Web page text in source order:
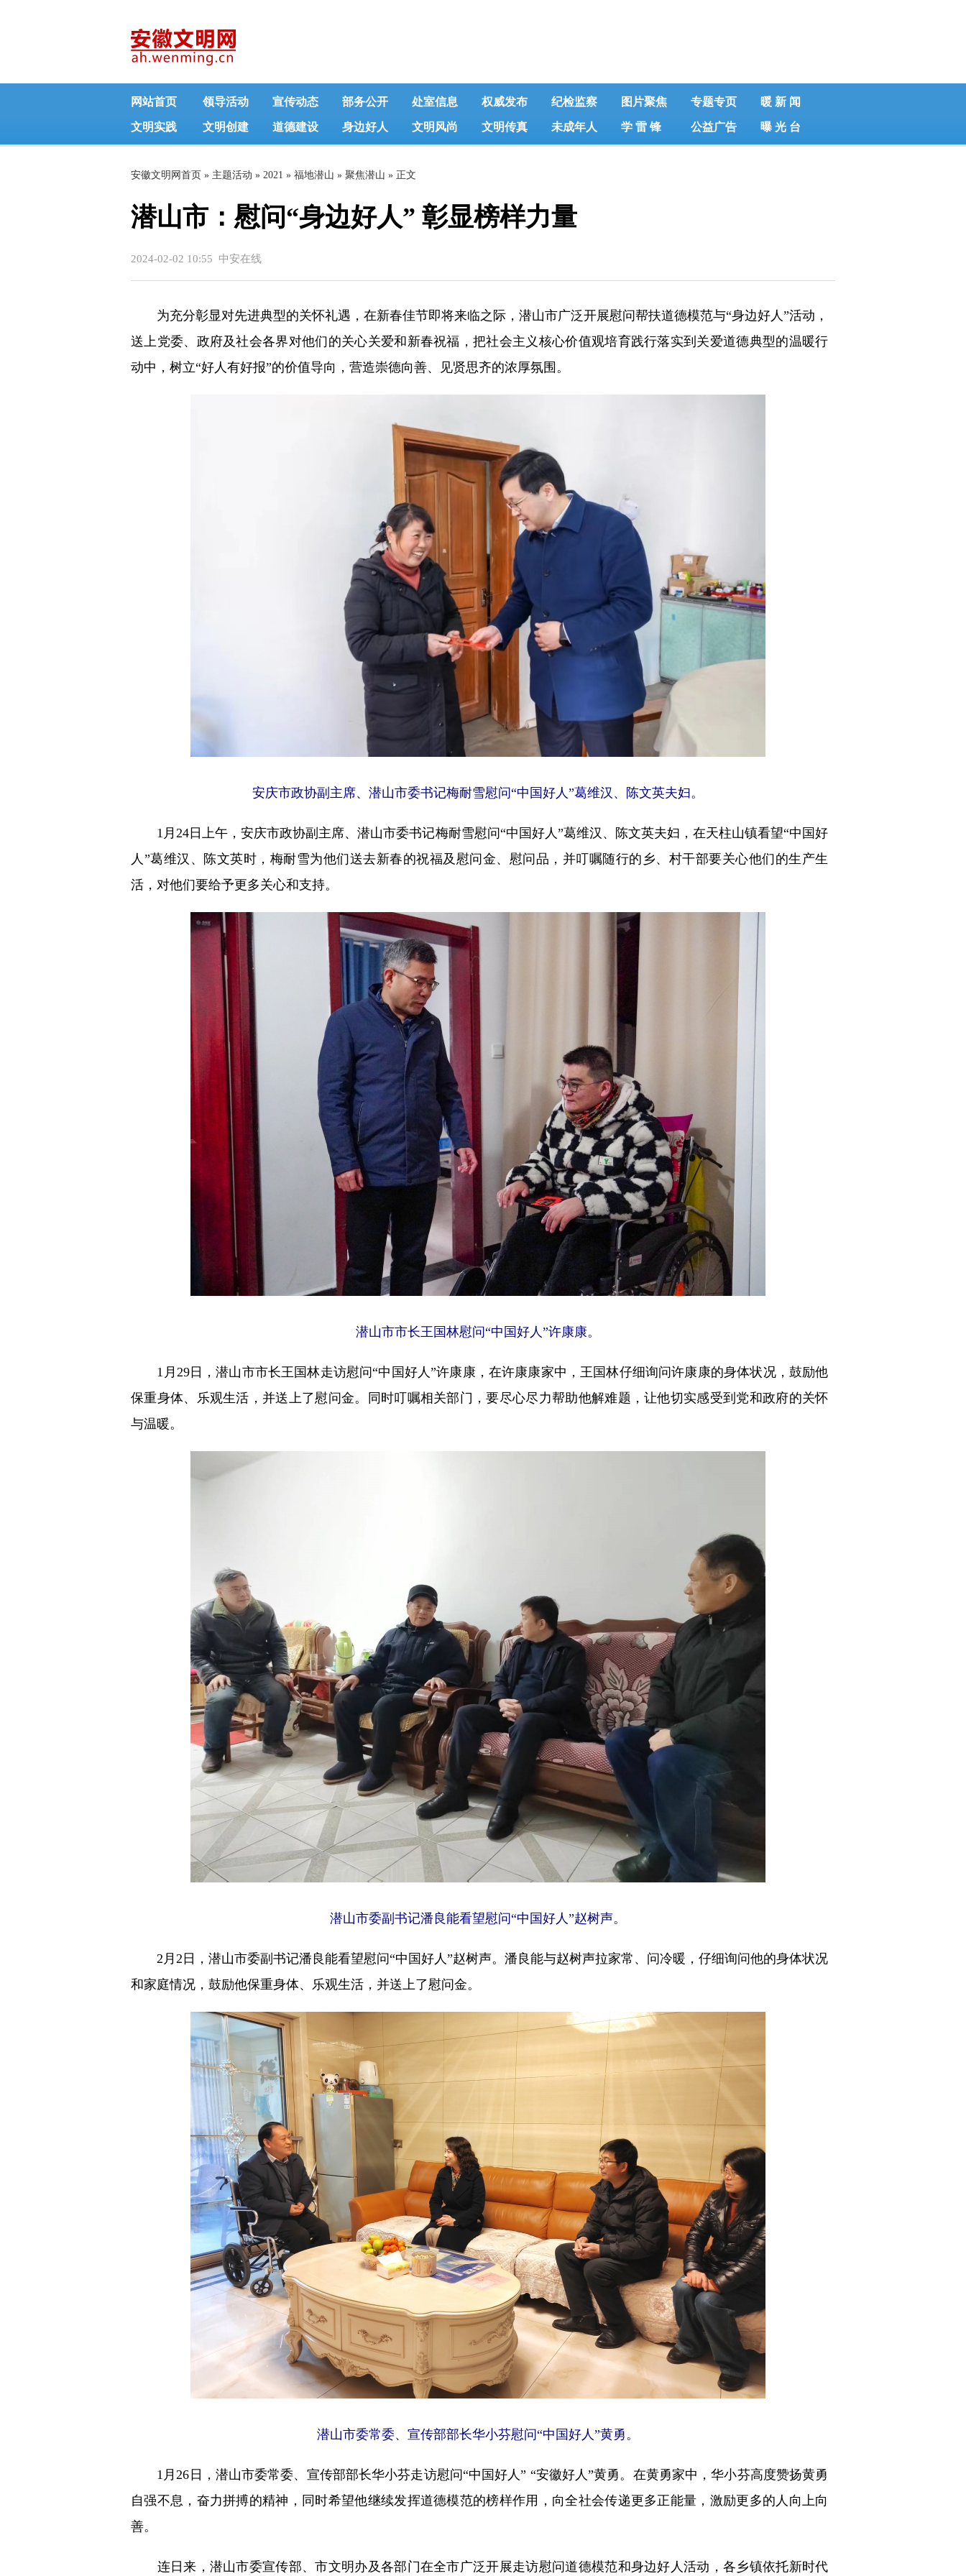
网站首页 领导活动 宣传动态 部务公开 处室信息 权威发布 纪检监察 图片聚焦 专题专页 暖 新 闻
文明实践 文明创建 道德建设 身边好人 文明风尚 文明传真 未成年人 学 雷 锋 公益广告 曝 光 台
安徽文明网首页 » 主题活动 » 2021 » 福地潜山 » 聚焦潜山 » 正文
潜山市：慰问“身边好人” 彰显榜样力量
2024-02-02 10:55 中安在线
为充分彰显对先进典型的关怀礼遇，在新春佳节即将来临之际，潜山市广泛开展慰问帮扶道德模范与“身边好人”活动，
送上党委、政府及社会各界对他们的关心关爱和新春祝福，把社会主义核心价值观培育践行落实到关爱道德典型的温暖行
动中，树立“好人有好报”的价值导向，营造崇德向善、见贤思齐的浓厚氛围。
安庆市政协副主席、潜山市委书记梅耐雪慰问“中国好人”葛维汉、陈文英夫妇。
1月24日上午，安庆市政协副主席、潜山市委书记梅耐雪慰问“中国好人”葛维汉、陈文英夫妇，在天柱山镇看望“中国好
人”葛维汉、陈文英时，梅耐雪为他们送去新春的祝福及慰问金、慰问品，并叮嘱随行的乡、村干部要关心他们的生产生
活，对他们要给予更多关心和支持。
潜山市市长王国林慰问“中国好人”许康康。
1月29日，潜山市市长王国林走访慰问“中国好人”许康康，在许康康家中，王国林仔细询问许康康的身体状况，鼓励他
保重身体、乐观生活，并送上了慰问金。同时叮嘱相关部门，要尽心尽力帮助他解难题，让他切实感受到党和政府的关怀
与温暖。
潜山市委副书记潘良能看望慰问“中国好人”赵树声。
2月2日，潜山市委副书记潘良能看望慰问“中国好人”赵树声。潘良能与赵树声拉家常、问冷暖，仔细询问他的身体状况
和家庭情况，鼓励他保重身体、乐观生活，并送上了慰问金。
潜山市委常委、宣传部部长华小芬慰问“中国好人”黄勇。
1月26日，潜山市委常委、宣传部部长华小芬走访慰问“中国好人” “安徽好人”黄勇。在黄勇家中，华小芬高度赞扬黄勇
自强不息，奋力拼搏的精神，同时希望他继续发挥道德模范的榜样作用，向全社会传递更多正能量，激励更多的人向上向
善。
连日来，潜山市委宣传部、市文明办及各部门在全市广泛开展走访慰问道德模范和身边好人活动，各乡镇依托新时代